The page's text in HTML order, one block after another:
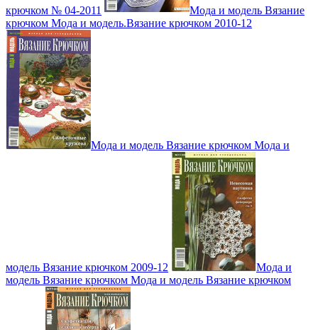
крючком № 04-2011
Мода и модель Вязание
крючком Мода и модель.Вязание крючком 2010-12
Мода и модель Вязание крючком Мода и
модель Вязание крючком 2009-12
Мода и
модель Вязание крючком Мода и модель Вязание крючком